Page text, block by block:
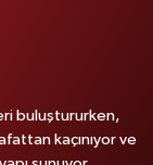
buluştururken,
kaçınıyor ve